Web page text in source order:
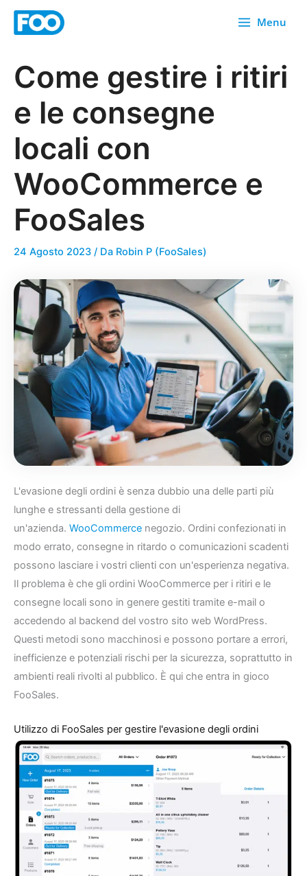
Menu
Come gestire i ritiri
e le consegne
locali con
WooCommerce e
FooSales
24 Agosto 2023 / Da Robin P (FooSales)
L'evasione degli ordini è senza dubbio una delle parti più
lunghe e stressanti della gestione di
un'azienda. WooCommerce negozio. Ordini confezionati in
modo errato, consegne in ritardo o comunicazioni scadenti
possono lasciare i vostri clienti con un'esperienza negativa.
Il problema è che gli ordini WooCommerce per i ritiri e le
consegne locali sono in genere gestiti tramite e-mail o
accedendo al backend del vostro sito web WordPress.
Questi metodi sono macchinosi e possono portare a errori,
inefficienze e potenziali rischi per la sicurezza, soprattutto in
ambienti reali rivolti al pubblico. È qui che entra in gioco
FooSales.
Utilizzo di FooSales per gestire l'evasione degli ordini